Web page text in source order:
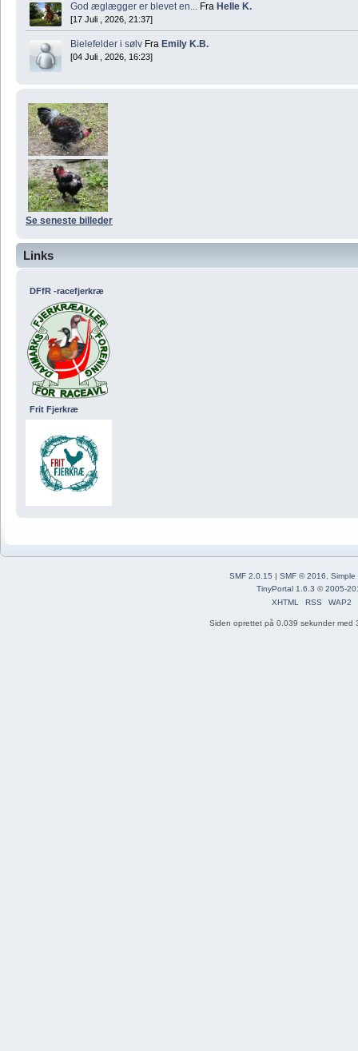
God æglægger er blevet en... Fra Helle K.
[17 Juli , 2026, 21:37]
Bielefelder i sølv Fra Emily K.B.
[04 Juli , 2026, 16:23]
Se seneste billeder
Links
DFfR -racefjerkræ
Frit Fjerkræ
SMF 2.0.15 | SMF © 2016, Simple
TinyPortal 1.6.3 ©2005-
XHTML
RSS WAP2
Siden oprettet på 0.039 sekunder med